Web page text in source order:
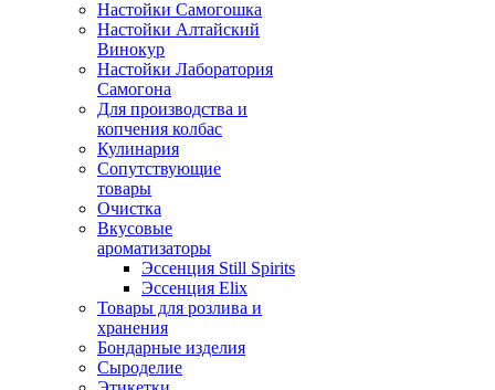
Настойки Самогошка
Настойки Алтайский
Винокур
Настойки Лаборатория
Самогона
Для производства и
копчения колбас
Кулинария
Сопутствующие
товары
Очистка
Вкусовые
ароматизаторы
Эссенция Still Spirits
Эссенция Elix
Товары для розлива и
хранения
Бондарные изделия
Cыроделие